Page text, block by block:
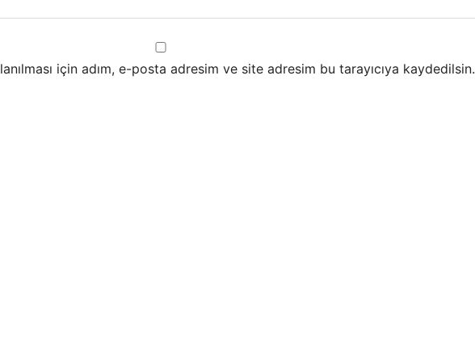
için adım, e-posta adresim ve site adresim bu tarayıcıya kaydedilsin.